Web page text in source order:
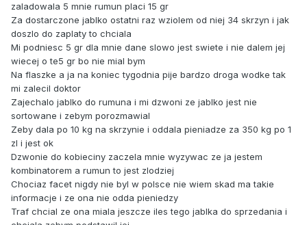
zaladowala 5 mnie rumun placi 15 gr
Za dostarczone jablko ostatni raz wziolem od niej 34 skrzyn i jak
doszlo do zaplaty to chciala
Mi podniesc 5 gr dla mnie dane slowo jest swiete i nie dalem jej
wiecej o te5 gr bo nie mial bym
Na flaszke a ja na koniec tygodnia pije bardzo droga wodke tak
mi zalecil doktor
Zajechalo jablko do rumuna i mi dzwoni ze jablko jest nie
sortowane i zebym porozmawial
Zeby dala po 10 kg na skrzynie i oddala pieniadze za 350 kg po 1
zl i jest ok
Dzwonie do kobieciny zaczela mnie wyzywac ze ja jestem
kombinatorem a rumun to jest zlodziej
Chociaz facet nigdy nie byl w polsce nie wiem skad ma takie
informacje i ze ona nie odda pieniedzy
Traf chcial ze ona miala jeszcze iles tego jablka do sprzedania i